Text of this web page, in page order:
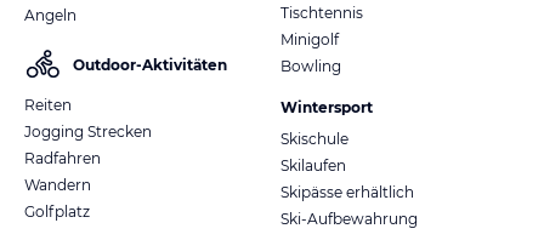
Angeln
Outdoor-Aktivitäten
Reiten
Jogging Strecken
Radfahren
Wandern
Golfplatz
Tischtennis
Minigolf
Bowling
Wintersport
Skischule
Skilaufen
Skipässe erhältlich
Ski-Aufbewahrung